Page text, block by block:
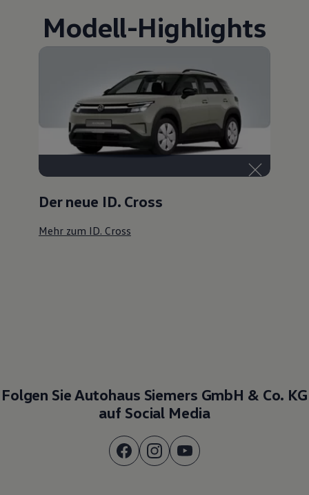
Modell-Highlights
Der neue ID. Cross
Mehr zum ID. Cross
Folgen Sie Autohaus Siemers GmbH & Co. KG
auf Social Media